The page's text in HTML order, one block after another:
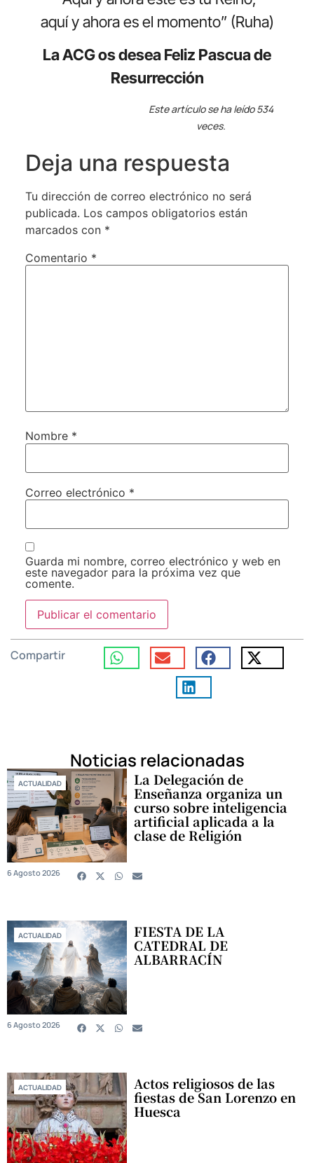
aquí y ahora es el momento” (Ruha)
La ACG os desea Feliz Pascua de
Resurrección
Este artículo se ha leído 534
veces.
Deja una respuesta
Tu dirección de correo electrónico no será
publicada. Los campos obligatorios están
marcados con *
Comentario *
Nombre *
Correo electrónico *
Guarda mi nombre, correo electrónico y web en
este navegador para la próxima vez que
comente.
Compartir
Noticias relacionadas
ACTUALIDAD La Delegación de
Enseñanza organiza un
curso sobre inteligencia
artificial aplicada a la
clase de Religión
6 Agosto 2026
ACTUALIDAD FIESTA DE LA
CATEDRAL DE
ALBARRACÍN
6 Agosto 2026
ACTUALIDAD Actos religiosos de las
fiestas de San Lorenzo en
Huesca